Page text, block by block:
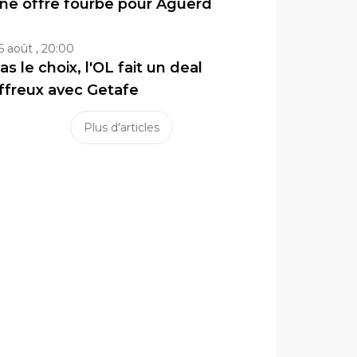
offre fourbe pour Aguerd
août , 20:00
le choix, l'OL fait un deal
avec Getafe
Plus d'articles